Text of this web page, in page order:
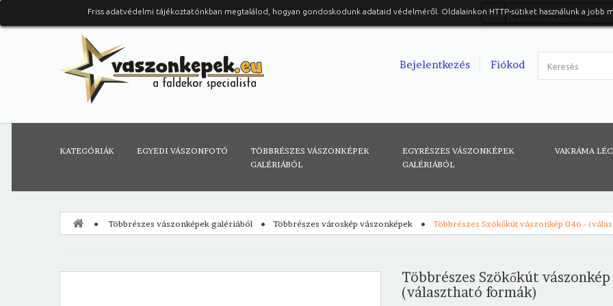
Belépés Facebook-al
Fiókod
Bejelentkezés
KATEGÓRIÁK EGYEDI VÁSZONFOTÓ
TÖBBRÉSZES VÁSZONKÉPEK
GALÉRIÁBÓL
EGYRÉSZES VÁSZONKÉPEK
GALÉRIÁBÓL
VAKRÁMA
Friss adatvédelmi tájékoztatónkban megtalálod, hogyan gondoskodunk adataid védelméről. Oldalainkon HTTP-sütiket használunk a jobb
Többrészes vászonképek galériából Többrészes városkép vászonképek Többrészes Szökőkút vászonkép 046 -
Többrészes Szökőkút
(választható formák)